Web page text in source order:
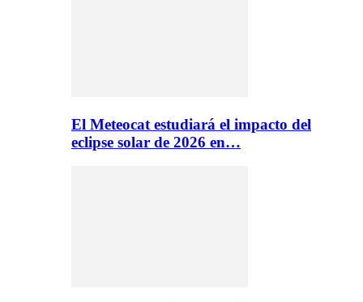
El Meteocat estudiará el impacto del
eclipse solar de 2026 en…